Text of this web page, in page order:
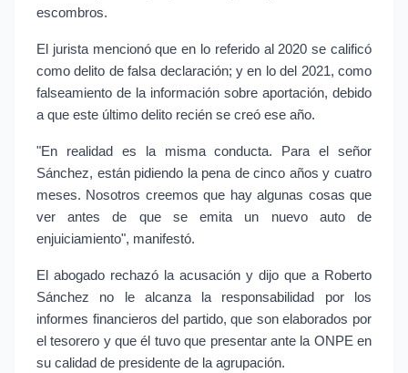
escombros.
El jurista mencionó que en lo referido al 2020 se calificó
como delito de falsa declaración; y en lo del 2021, como
falseamiento de la información sobre aportación, debido
a que este último delito recién se creó ese año.
"En realidad es la misma conducta. Para el señor
Sánchez, están pidiendo la pena de cinco años y cuatro
meses. Nosotros creemos que hay algunas cosas que
ver antes de que se emita un nuevo auto de
enjuiciamiento", manifestó.
El abogado rechazó la acusación y dijo que a Roberto
Sánchez no le alcanza la responsabilidad por los
informes financieros del partido, que son elaborados por
el tesorero y que él tuvo que presentar ante la ONPE en
su calidad de presidente de la agrupación.